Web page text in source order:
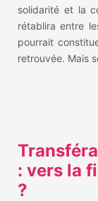
solidarité et la
rétablira entre
pourrait
retrouvée. Mais
: vers la
?